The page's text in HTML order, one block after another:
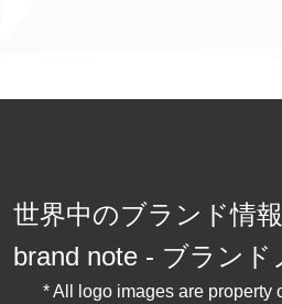
世界中のブランド情
brand note - ブランド
* All logo images are property